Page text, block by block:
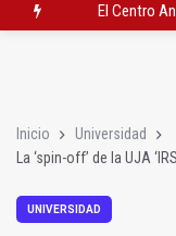
El Centro
Inicio
Universidad
La ‘spin-off’ de la UJA
UNIVERSIDAD